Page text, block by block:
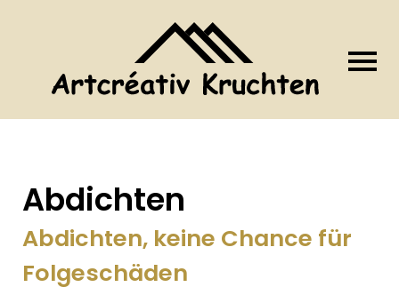
Abdichten
Abdichten, keine Chance für
Folgeschäden